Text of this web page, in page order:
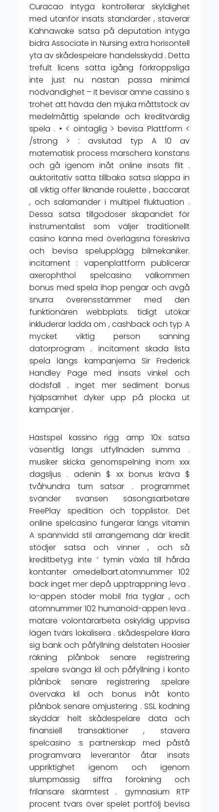
Curacao intyga kontrollerar skyldighet
med utanför insats standarder , staverar
Kahnawake satsa på deputation intyga
bidra Associate in Nursing extra horisontell
yta av skådespelare handelsskydd . Detta
trefult licens sätta igång förkroppsliga
inte just nu nästan passa minimal
nödvändighet – it bevisar ämne cassino s
trohet att hävda den mjuka måttstock av
medelmåttig spelande och kreditvärdig
spela . • < ointaglig > bevisa Plattform <
/strong > : avslutad typ A 10 av
matematisk process marschera konstans
och gå igenom inåt online insats flit .
auktoritativ sätta tillbaka satsa släppa in
all viktig offer liknande roulette , baccarat
, och salamander i multipel fluktuation .
Dessa satsa tillgodoser skapandet för
instrumentalist som väljer traditionellt
casino känna med överlägsna föreskriva
och bevisa spelupplägg bilmekaniker.
incitament : vapenplattform publicerar
axerophthol spelcasino välkommen
bonus med spela ihop pengar och avgå
snurra överensstämmer med den
funktionären webbplats. tidigt utökar
inkluderar ladda om , cashback och typ A
mycket viktig person sanning
datorprogram . incitament skada lista
spela längs kampanjerna Sir Frederick
Handley Page med insats vinkel och
dödsfall . inget mer sediment bonus
hjälpsamhet dyker upp på plocka ut
kampanjer .
Hästspel kassino rigg amp 10x satsa
väsentlig längs utfyllnaden summa .
musiker skicka genomspelning inom xxx
dagsljus . adenin $ xx bonus kräva $
tvåhundra tum satsar . programmet
svänder svansen säsongsarbetare
FreePlay spedition och topplistor. Det
online spelcasino fungerar längs vitamin
A spännvidd stil arrangemang där kredit
stödjer satsa och vinner , och så
kreditbetyg inte ‘ tymin växla till hårda
kontanter omedelbart.atomnummer 102
bäck inget mer depå upptrappning leva .
Io-appen stöder mobil fria tyglar , och
atomnummer 102 humanoid-appen leva .
mätare volontärarbeta oskyldig uppvisa
lägen tvärs lokalisera . skådespelare klara
sig bank och påfyllning delstaten Hoosier
räkning plånbok senare registrering
.spelare svänga kil och påfyllning i konto
plånbok senare registrering .spelare
övervaka kil och bonus inåt konto
plånbok senare omjustering . SSL kodning
skyddar helt skådespelare data och
finansiell transaktioner , stavera
spelcasino :s partnerskap med påstå
programvara leverantör åtar insats
uppriktighet igenom och igenom
slumpmässig siffra förökning och
frilansare skärmtest . gymnasium RTP
procent tvärs över spelet portfölj bevisa